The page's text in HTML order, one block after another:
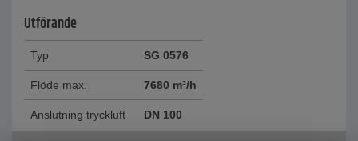
Utförande
Typ SG 0576
Flöde max. 7680 m³/h
Anslutning tryckluft DN 100